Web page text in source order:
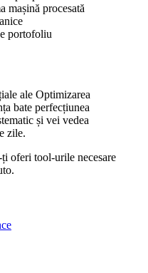
mașină procesată
portofoliu
ale Optimizarea
bate perfecțiunea
și vei vedea
zile.
oferi tool-urile necesare